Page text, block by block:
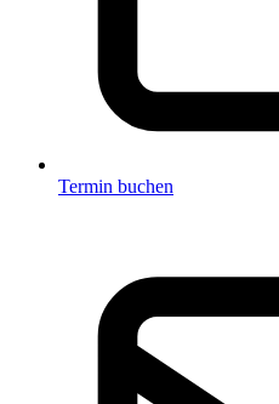
Termin buchen